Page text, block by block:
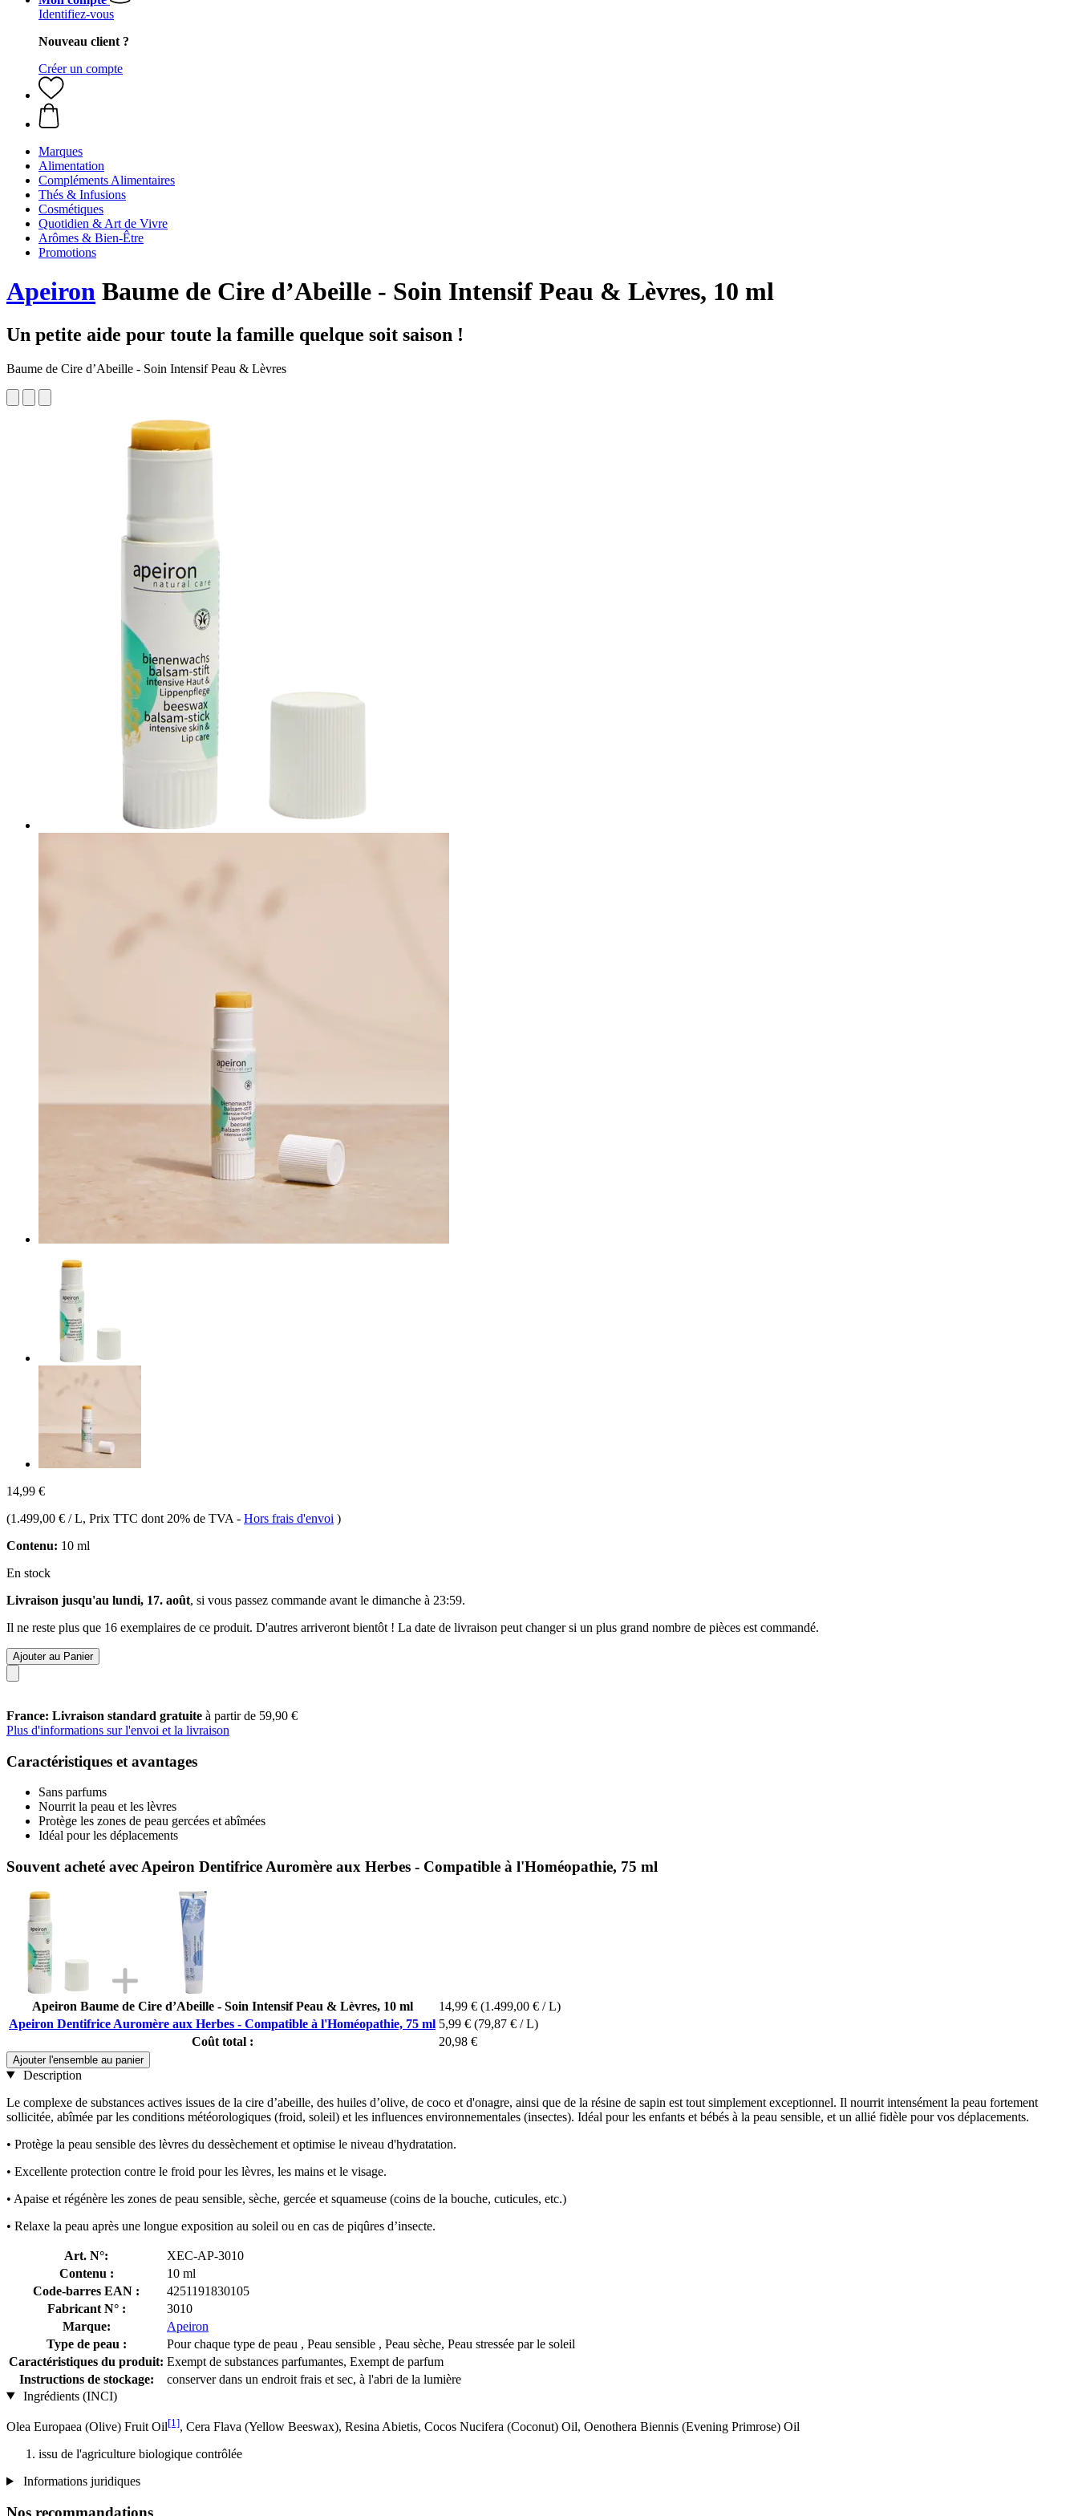
Identifiez-vous
Nouveau client ?
Créer un compte
Marques
Alimentation
Compléments Alimentaires
Thés & Infusions
Cosmétiques
Quotidien & Art de Vivre
Arômes & Bien-Être
Promotions
Apeiron Baume de Cire d’Abeille - Soin Intensif Peau & Lèvres, 10 ml
Un petite aide pour toute la famille quelque soit saison !
Baume de Cire d’Abeille - Soin Intensif Peau & Lèvres
14,99 €
(1.499,00 € / L, Prix TTC dont 20% de TVA - Hors frais d'envoi )
Contenu: 10 ml
En stock
Livraison jusqu'au lundi, 17. août, si vous passez commande avant le dimanche à 23:59.
Il ne reste plus que 16 exemplaires de ce produit. D'autres arriveront bientôt ! La date de livraison peut changer si un plus grand nombre de pièces est commandé.
Ajouter au Panier
France: Livraison standard gratuite à partir de 59,90 €
Plus d'informations sur l'envoi et la livraison
Caractéristiques et avantages
Sans parfums
Nourrit la peau et les lèvres
Protège les zones de peau gercées et abîmées
Idéal pour les déplacements
Souvent acheté avec Apeiron Dentifrice Auromère aux Herbes - Compatible à l'Homéopathie, 75 ml
Apeiron Baume de Cire d’Abeille - Soin Intensif Peau & Lèvres, 10 ml 14,99 € (1.499,00 € / L)
Apeiron Dentifrice Auromère aux Herbes - Compatible à l'Homéopathie, 75 ml 5,99 € (79,87 € / L)
Coût total :
20,98 €
Ajouter l'ensemble au panier
Description
Le complexe de substances actives issues de la cire d’abeille, des huiles d’olive, de coco et d'onagre, ainsi que de la résine de sapin est tout simplement exceptionnel. Il nourrit intensément la peau fortement
sollicitée, abîmée par les conditions météorologiques (froid, soleil) et les influences environnementales (insectes). Idéal pour les enfants et bébés à la peau sensible, et un allié fidèle pour vos déplacements.
• Protège la peau sensible des lèvres du dessèchement et optimise le niveau d'hydratation.
• Excellente protection contre le froid pour les lèvres, les mains et le visage.
• Apaise et régénère les zones de peau sensible, sèche, gercée et squameuse (coins de la bouche, cuticules, etc.)
• Relaxe la peau après une longue exposition au soleil ou en cas de piqûres d’insecte.
Art. N°:
XEC-AP-3010
Contenu :
10 ml
Code-barres EAN :
4251191830105
Fabricant N° :
3010
Marque:
Apeiron
Type de peau :
Pour chaque type de peau , Peau sensible , Peau sèche, Peau stressée par le soleil
Caractéristiques du produit: Exempt de substances parfumantes, Exempt de parfum
Instructions de stockage:
conserver dans un endroit frais et sec, à l'abri de la lumière
Ingrédients (INCI)
Olea Europaea (Olive) Fruit Oil[1], Cera Flava (Yellow Beeswax), Resina Abietis, Cocos Nucifera (Coconut) Oil, Oenothera Biennis (Evening Primrose) Oil
issu de l'agriculture biologique contrôlée
Informations juridiques
Nos recommandations